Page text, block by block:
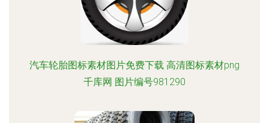
汽车轮胎图标素材图片免费下载 高清图标素材png
千库网 图片编号981290